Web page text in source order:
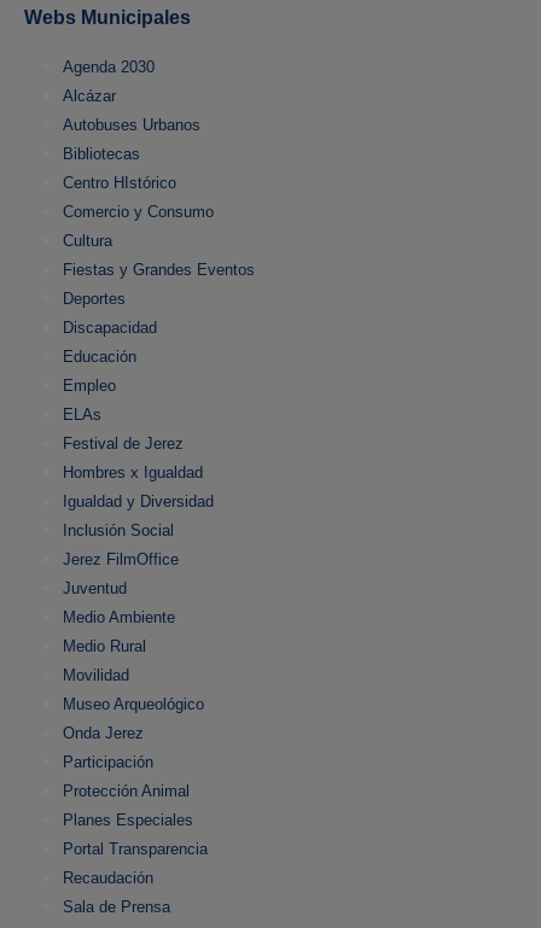
Webs Municipales
Agenda 2030
Alcázar
Autobuses Urbanos
Bibliotecas
Centro HIstórico
Comercio y Consumo
Cultura
Fiestas y Grandes Eventos
Deportes
Discapacidad
Educación
Empleo
ELAs
Festival de Jerez
Hombres x Igualdad
Igualdad y Diversidad
Inclusión Social
Jerez FilmOffice
Juventud
Medio Ambiente
Medio Rural
Movilidad
Museo Arqueológico
Onda Jerez
Participación
Protección Animal
Planes Especiales
Portal Transparencia
Recaudación
Sala de Prensa